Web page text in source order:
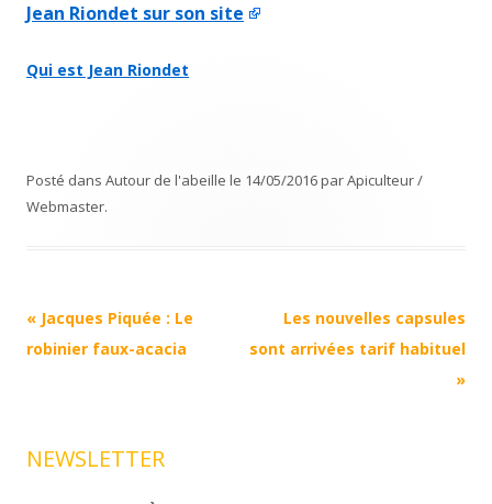
Jean Riondet sur son site
Qui est Jean Riondet
Posté dans Autour de l'abeille le 14/05/2016parApiculteur /
Webmaster.
Navigation
Article
« Jacques Piquée : Le
robinier faux-acacia
Les nouvelles capsules
sont arrivées tarif habituel
»
NEWSLETTER